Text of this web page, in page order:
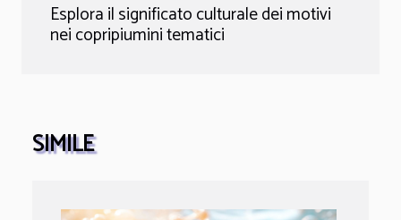
Esplora il significato culturale dei motivi
nei copripiumini tematici
SIMILE